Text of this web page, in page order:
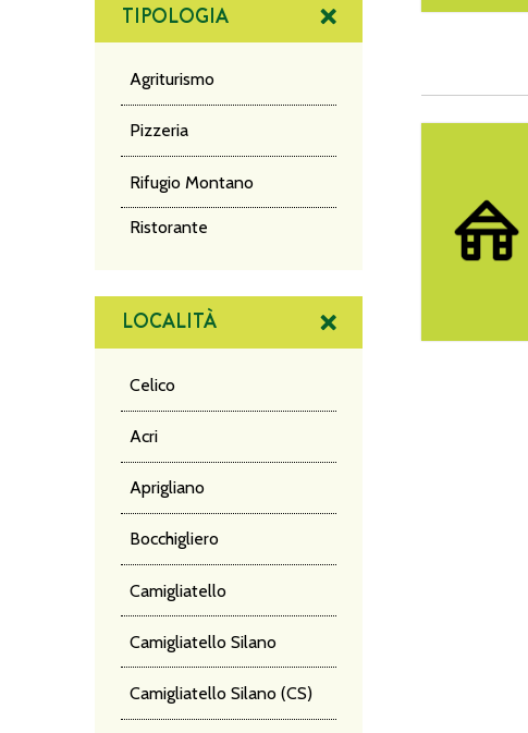
TIPOLOGIA
Agriturismo
Pizzeria
Rifugio Montano
Ristorante
LOCALITÀ
Celico
Acri
Aprigliano
Bocchigliero
Camigliatello
Camigliatello Silano
Camigliatello Silano (CS)